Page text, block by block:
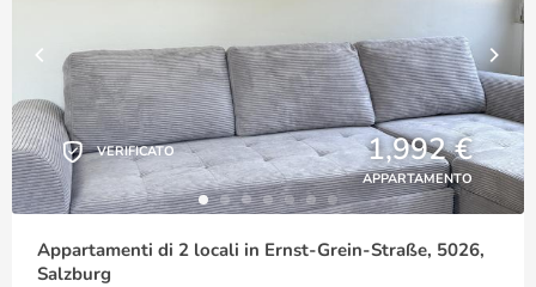
VERIFICATO 1,992 €
APPARTAMENTO
Appartamenti di 2 locali in Ernst-Grein-Straße, 5026,
Salzburg